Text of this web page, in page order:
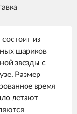
из
шариков
звезды с
Размер
время
летают